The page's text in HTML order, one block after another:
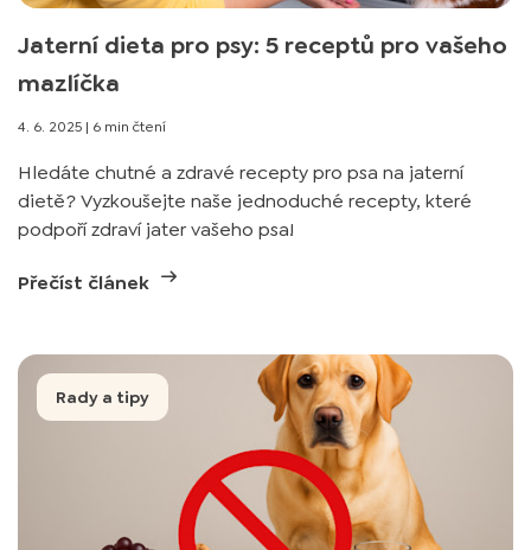
Jaterní dieta pro psy: 5 receptů pro vašeho
mazlíčka
4. 6. 2025 | 6 min čtení
Hledáte chutné a zdravé recepty pro psa na jaterní
dietě? Vyzkoušejte naše jednoduché recepty, které
podpoří zdraví jater vašeho psa!
Přečíst článek
Rady a tipy